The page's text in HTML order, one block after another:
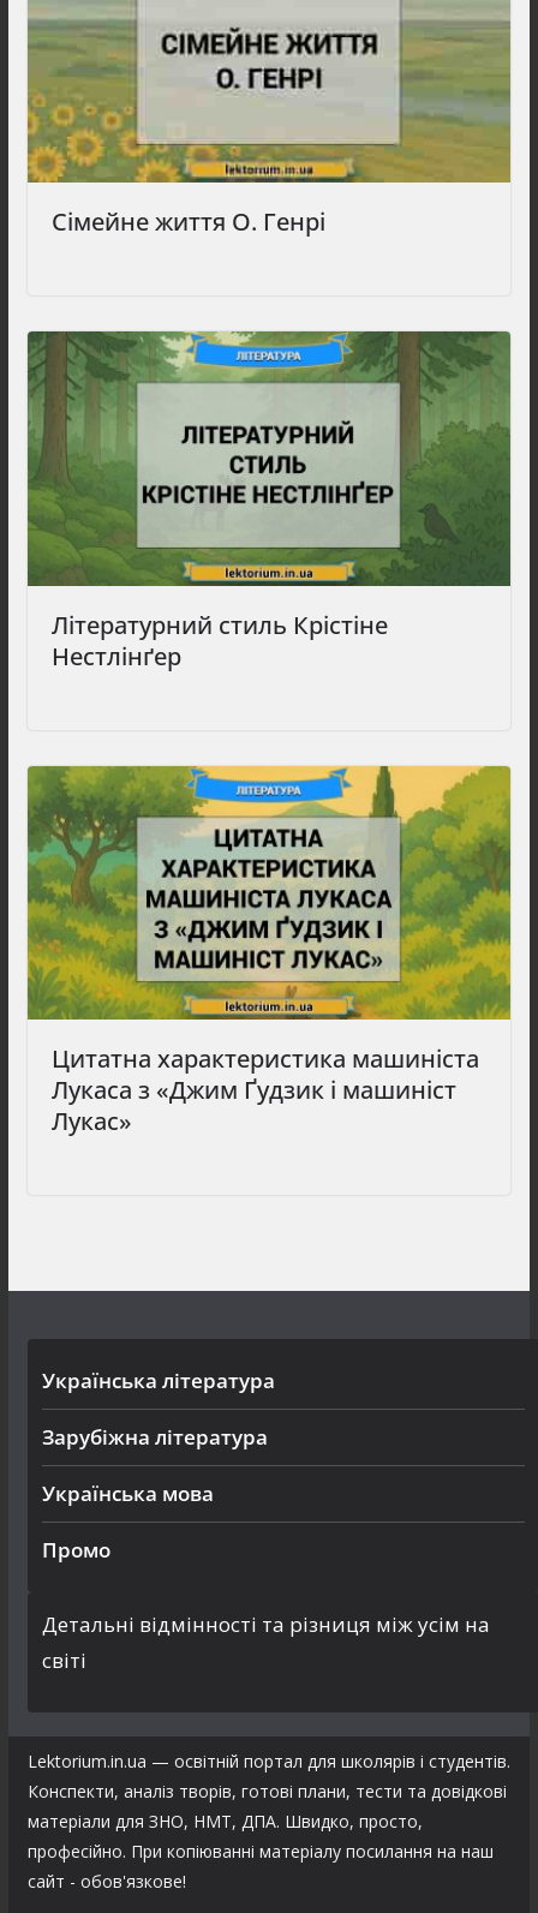
Сімейне життя О. Генрі
Літературний стиль Крістіне
Нестлінґер
Цитатна характеристика машиніста
Лукаса з «Джим Ґудзик і машиніст
Лукас»
Українська література
Зарубіжна література
Українська мова
Промо
Детальні відмінності та різниця між усім на
світі
Lektorium.in.ua — освітній портал для школярів і студентів.
Конспекти, аналіз творів, готові плани, тести та довідкові
матеріали для ЗНО, НМТ, ДПА. Швидко, просто,
професійно. При копіюванні матеріалу посилання на наш
сайт - обов'язкове!